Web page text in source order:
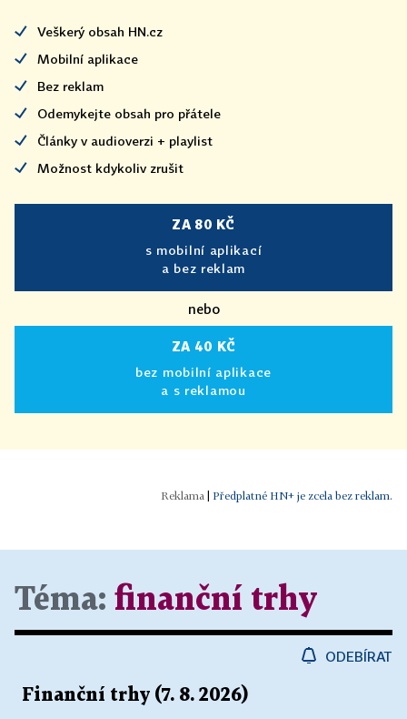
Veškerý obsah HN.cz
Mobilní aplikace
Bez reklam
Odemykejte obsah pro přátele
Články v audioverzi + playlist
Možnost kdykoliv zrušit
ZA 80 KČ
s mobilní aplikací
a bez reklam
nebo
ZA 40 KČ
bez mobilní aplikace
a s reklamou
Předplatné HN+ je zcela bez reklam.
Téma: finanční trhy
ODEBÍRAT
Finanční trhy (7. 8. 2026)